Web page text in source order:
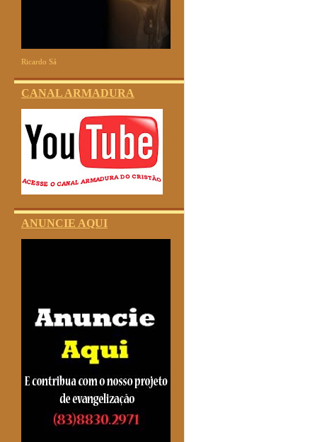
Ricardo Sá
CANAL ARMADURA
ANUNCIE AQUI